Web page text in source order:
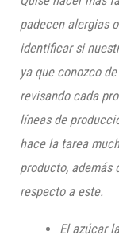
padecen alergias
identificar si
ya que conozco
revisando cada
líneas de
hace la tarea
producto, además
respecto a este.
El azúcar